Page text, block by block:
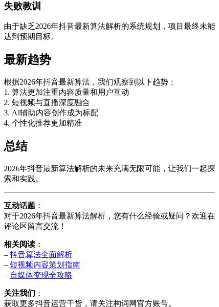
失败教训
由于缺乏2026年抖音最新算法解析的系统规划，项目最终未能
达到预期目标。
最新趋势
根据2026年抖音最新算法，我们观察到以下趋势：
1. 算法更加注重内容质量和用户互动
2. 短视频与直播深度融合
3. AI辅助内容创作成为标配
4. 个性化推荐更加精准
总结
2026年抖音最新算法解析的未来充满无限可能，让我们一起探
索和实践。
互动话题 ：
对于2026年抖音最新算法解析，您有什么经验或疑问？欢迎在
评论区留言交流！
相关阅读 ：
– 抖音算法全面解析
– 短视频内容策划指南
– 自媒体变现全攻略
关注我们 ：
获取更多抖音运营干货，请关注构词网官方账号。